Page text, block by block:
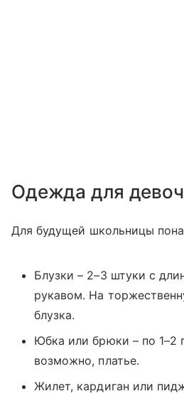
Одежда для
Для будущей школьницы
Блузки – 2–3 штуки с
рукавом. На
блузка.
Юбка или брюки – по 1–2
возможно, платье.
Жилет, кардиган или